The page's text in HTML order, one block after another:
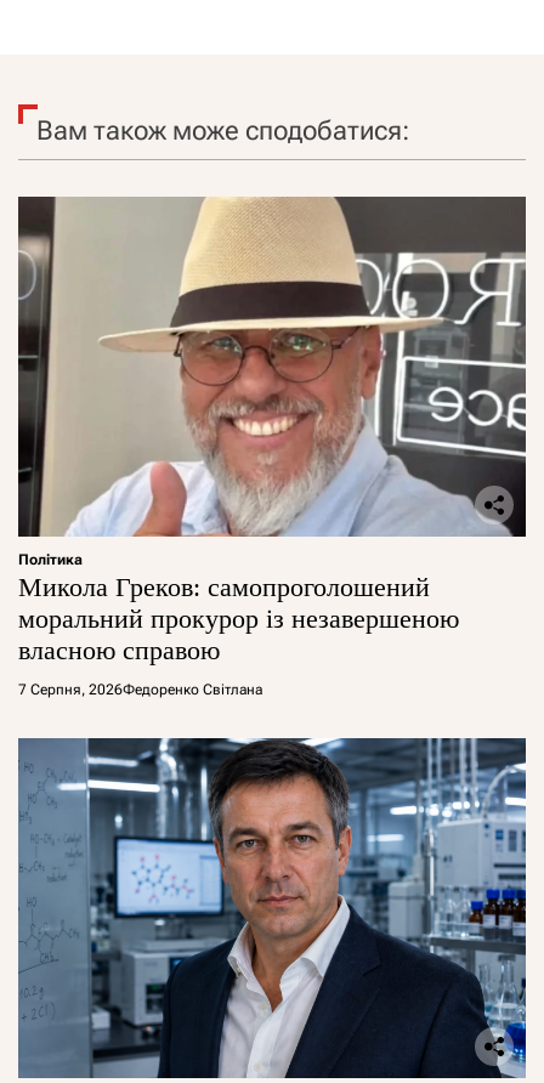
Вам також може сподобатися:
Політика
Микола Греков: самопроголошений
моральний прокурор із незавершеною
власною справою
7 Серпня, 2026Федоренко Світлана